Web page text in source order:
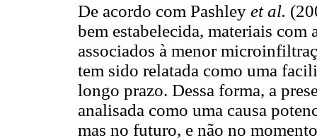
De acordo com Pashley et al.
bem estabelecida, materiais com
associados à menor
tem sido relatada como uma
longo prazo. Dessa forma, a
analisada como uma causa
mas no futuro, e não no